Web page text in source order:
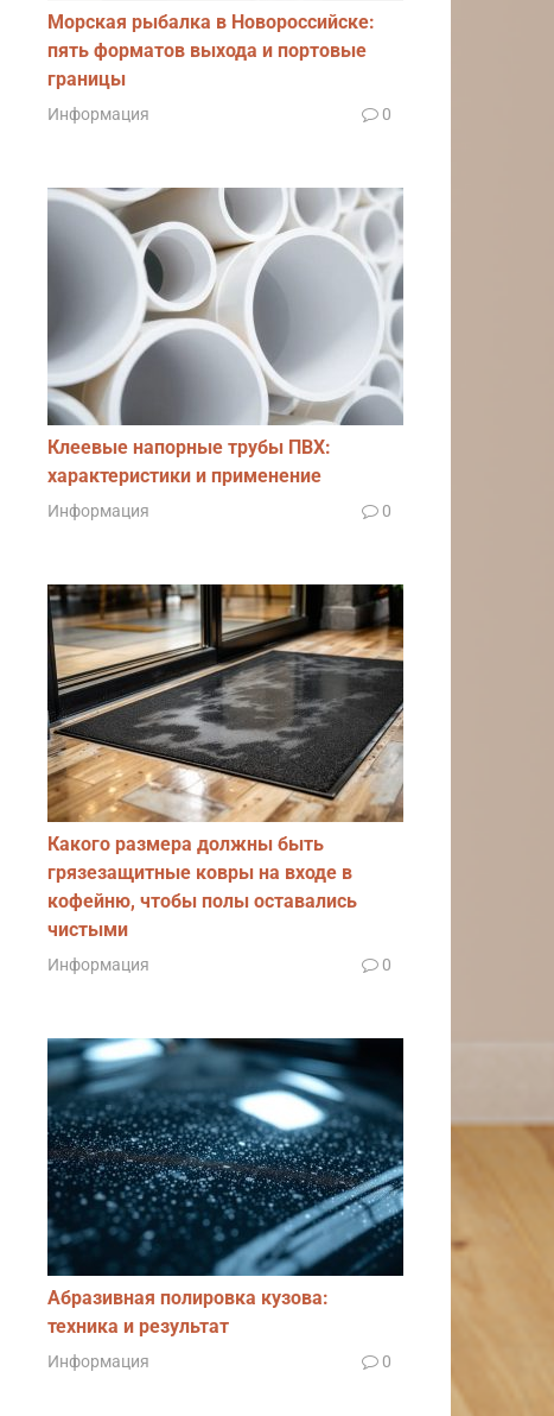
Морская рыбалка в Новороссийске:
пять форматов выхода и портовые
границы
Информация 0
Клеевые напорные трубы ПВХ:
характеристики и применение
Информация 0
Какого размера должны быть
грязезащитные ковры на входе в
кофейню, чтобы полы оставались
чистыми
Информация 0
Абразивная полировка кузова:
техника и результат
Информация 0